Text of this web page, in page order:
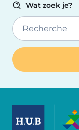
Wat zoek je?
Recherche